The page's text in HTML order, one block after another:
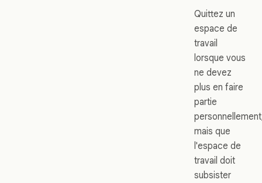
Quittez un
espace de
travail
lorsque vous
ne devez
plus en faire
partie
mais que
l'espace de
travail doit
subsister